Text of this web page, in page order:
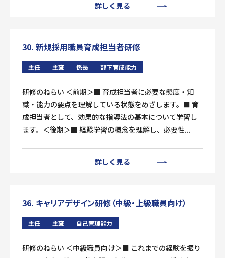
詳しく見る
30. 新規採用職員育成担当者研修
主任 主査 係長 部下育成能力
研修のねらい ＜前期＞■ 育成担当者に必要な態度・知
識・能力の要点を理解している状態をめざします。■ 育
成担当者として、効果的な指導法の基本について学習し
ます。＜後期＞■ 経験学習の概念を理解し、必要性...
詳しく見る
36. キャリアデザイン研修（中級・上級職員向け）
主任 主査 自己管理能力
研修のねらい ＜中級職員向け＞■ これまでの経験を振り